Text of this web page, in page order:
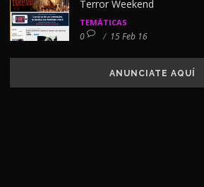
Terror Weekend
TEMÁTICAS
0 / 15 Feb 16
ANUNCIATE AQUÍ